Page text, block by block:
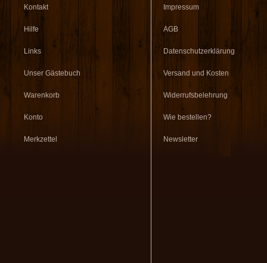
Kontakt
Hilfe
Links
Unser Gästebuch
Warenkorb
Konto
Merkzettel
Impressum
AGB
Datenschutzerklärung
Versand und Kosten
Widerrufsbelehrung
Wie bestellen?
Newsletter